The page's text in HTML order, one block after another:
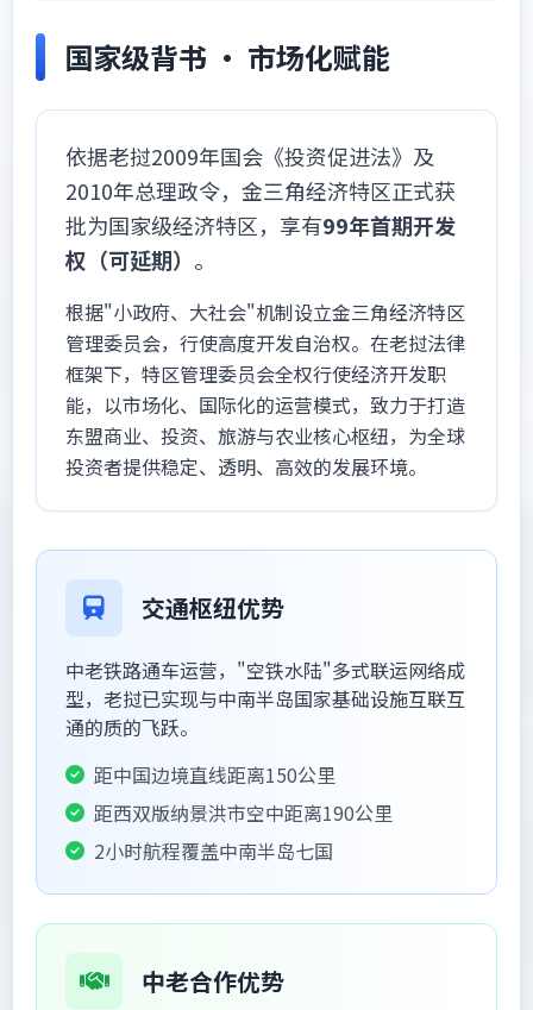
国家级背书 · 市场化赋能
依据老挝2009年国会《投资促进法》及
2010年总理政令，金三角经济特区正式获
批为国家级经济特区，享有99年首期开发
权（可延期） 。
根据"小政府、大社会"机制设立金三角经济特区
管理委员会，行使高度开发自治权。在老挝法律
框架下，特区管理委员会全权行使经济开发职
能，以市场化、国际化的运营模式，致力于打造
东盟商业、投资、旅游与农业核心枢纽，为全球
投资者提供稳定、透明、高效的发展环境。
交通枢纽优势
中老铁路通车运营，"空铁水陆"多式联运网络成
型，老挝已实现与中南半岛国家基础设施互联互
通的质的飞跃。
距中国边境直线距离150公里
距西双版纳景洪市空中距离190公里
2小时航程覆盖中南半岛七国
中老合作优势